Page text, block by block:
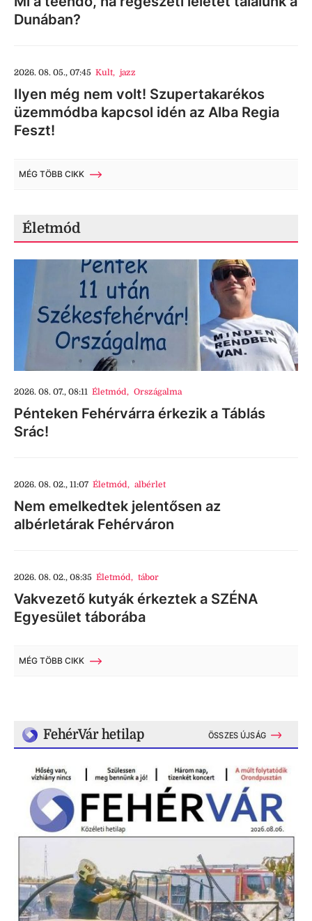
Dunában?
2026. 08. 05., 07:45 Kult, jazz
Ilyen még nem volt! Szupertakarékos
üzemmódba kapcsol idén az Alba Regia
Feszt!
MÉG TÖBB CIKK
Életmód
2026. 08. 07., 08:11 Életmód, Országalma
Pénteken Fehérvárra érkezik a Táblás
Srác!
2026. 08. 02., 11:07 Életmód, albérlet
Nem emelkedtek jelentősen az
albérletárak Fehérváron
2026. 08. 02., 08:35 Életmód, tábor
Vakvezető kutyák érkeztek a SZÉNA
Egyesület táborába
MÉG TÖBB CIKK
FehérVár hetilap ÖSSZES ÚJSÁG